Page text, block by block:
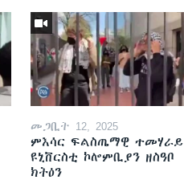
መጋቢት 12, 2025
ምእሳር ፍልስጤማዊ ተመሃራይ
ዩኒቨርስቲ ኮሎምቢያን ዘስዓቦ
ክትዕን